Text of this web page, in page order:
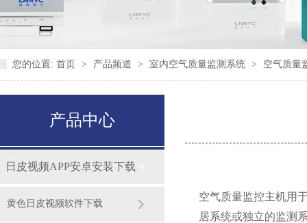
您的位置: 首页 > 产品频道 > 室内空气质量监测系统 > 空气质量
产品中心
日皮视频APP安卓安装下载
黄色日皮视频软件下载
空气质量监控主机用
居系统或独立的监测系